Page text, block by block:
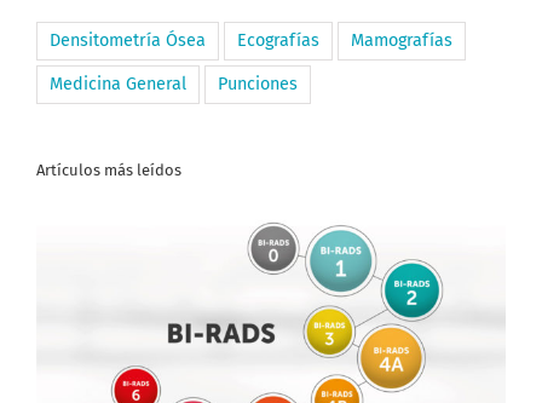
Densitometría Ósea Ecografías Mamografías
Medicina General Punciones
Artículos más leídos